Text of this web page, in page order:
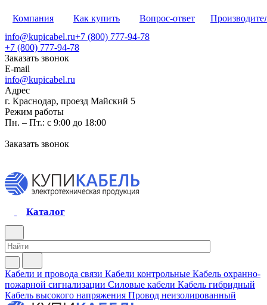
Компания Как купить Вопрос-ответ
info@kupicabel.ru+7 (800) 777-94-78
+7 (800) 777-94-78
Заказать звонок
E-mail
info@kupicabel.ru
Адрес
г. Краснодар, проезд Майский 5
Режим работы
Пн. – Пт.: с 9:00 до 18:00
Заказать звонок
Каталог
Кабели и провода связи Кабели контрольные Кабель охранно-
пожарной сигнализации Силовые кабели Кабель гибридный
Кабель высокого напряжения Провод неизолированный